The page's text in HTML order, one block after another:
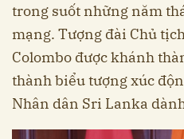
trong suốt những năm
mạng. Tượng đài Chủ
Colombo được khánh
thành biểu tượng xúc
Nhân dân Sri Lanka